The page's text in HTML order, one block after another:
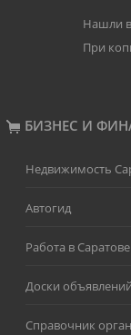
Нашли
При
БИЗНЕС И
Недвижимость
Автогид
Работа в Саратове
Доски объявлений
Справочник